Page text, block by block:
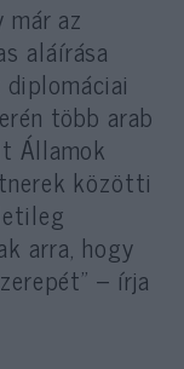
már az
aláírása
több arab
Államok
közötti
arra, hogy
– írja